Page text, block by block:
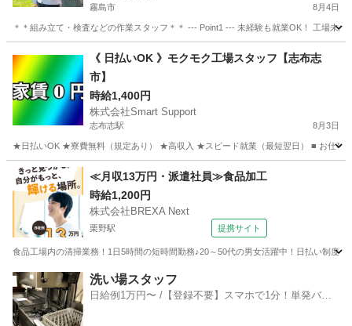
霧島市 8月4日
＊＊組み立て・検査などの作業スタッフ＊＊ --- Point1 --- 未経験も就業OK！ 工場未
工場 スタッフ
《 日払いOK 》モクモク工場スタッフ【志布志
市】
時給1,400円
株式会社Smart Support
志布志駅 8月3日
★日払いOK ★寮費無料（規定あり） ★高収入 ★スピード就業（最短翌日） ■ お仕事
鹿児島 志布志市 志布志駅 工場 スタッフ
≪月収13万円・派遣社員≫食品加工
時給1,200円
株式会社BREXA Next
栗野駅 提携サイト
食品工場内の清掃業務！1日5時間の短時間勤務♪20～50代の男女活躍中！日払い制度
鹿児島 伊佐市 栗野駅 その他
洗い場スタッフ
日給例1万円〜 /【登録不要】スマホで1分！単発バイ